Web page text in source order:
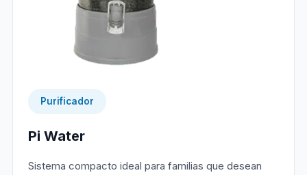
Purificador
Pi Water
Sistema compacto ideal para familias que desean